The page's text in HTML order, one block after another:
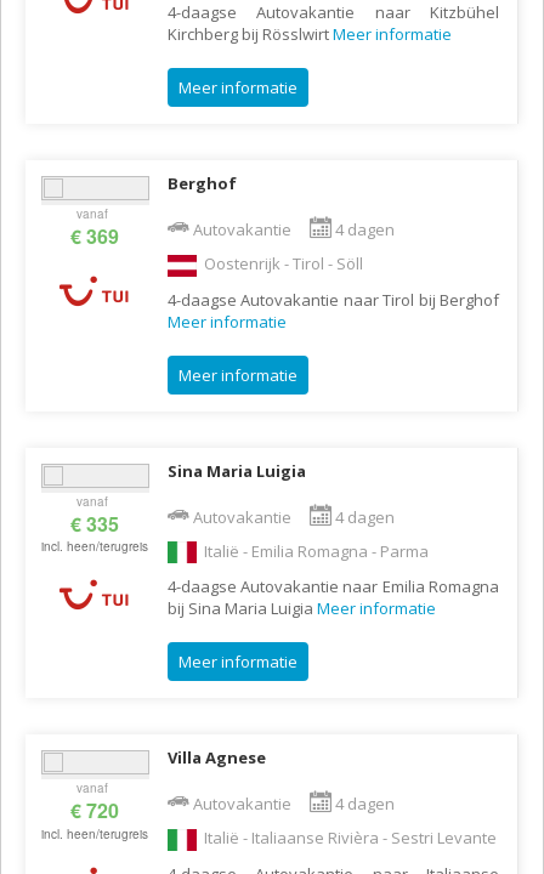
4-daagse Autovakantie naar Kitzbühel
Kirchberg bij RösslwirtMeer informatie
Meer informatie
vanaf
€ 369
Berghof
Autovakantie
4 dagen
Oostenrijk - Tirol - Söll
4-daagse Autovakantie naar Tirol bij Berghof
Meer informatie
Meer informatie
vanaf
€ 335
incl. heen/terugreis
Sina Maria Luigia
Autovakantie
4 dagen
Italië - Emilia Romagna - Parma
4-daagse Autovakantie naar Emilia Romagna
bij Sina Maria Luigia Meer informatie
Meer informatie
vanaf
€ 720
incl. heen/terugreis
Villa Agnese
Autovakantie
4 dagen
Italië - Italiaanse Rivièra - Sestri Levante